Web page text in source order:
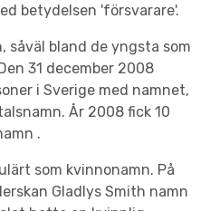
betydelsen 'försvarare'.
såväl bland de yngsta som
31 december 2008
i Sverige med namnet,
År 2008 fick 10
.
som kvinnonamn. På
Gladlys Smith namn